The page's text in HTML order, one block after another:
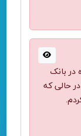
در بانک
حالی که